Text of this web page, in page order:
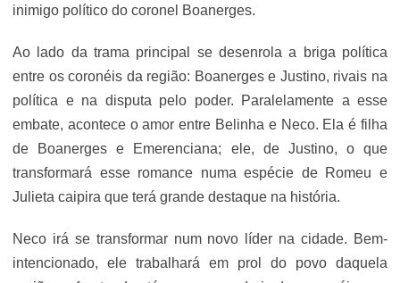
inimigo político do coronel Boanerges.
Ao lado da trama principal se desenrola a briga política
entre os coronéis da região: Boanerges e Justino, rivais na
política e na disputa pelo poder. Paralelamente a esse
embate, acontece o amor entre Belinha e Neco. Ela é filha
de Boanerges e Emerenciana; ele, de Justino, o que
transformará esse romance numa espécie de Romeu e
Julieta caipira que terá grande destaque na história.
Neco irá se transformar num novo líder na cidade. Bem-
intencionado, ele trabalhará em prol do povo daquela